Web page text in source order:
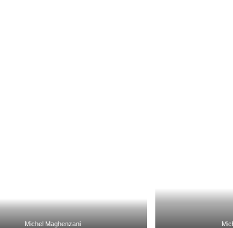
Michel Maghenzani